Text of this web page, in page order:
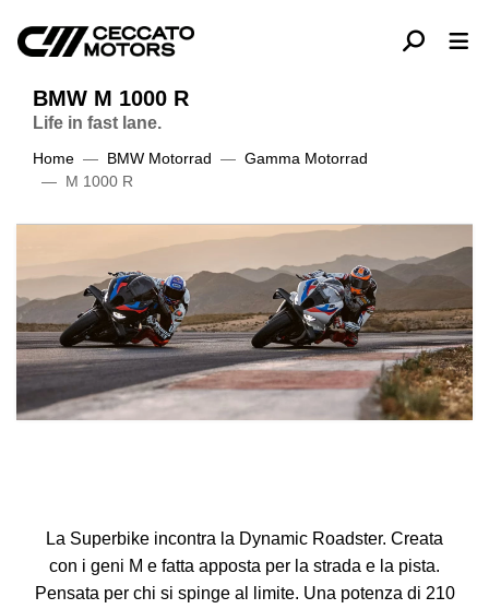
BMW M 1000 R
Life in fast lane.
Home BMW Motorrad
Gamma Motorrad
M 1000 R
La Superbike incontra la Dynamic Roadster. Creata
con i geni M e fatta apposta per la strada e la pista.
Pensata per chi si spinge al limite. Una potenza di 210